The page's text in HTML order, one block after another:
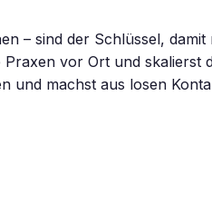
– sind der Schlüssel,
Praxen vor Ort und
und machst aus losen